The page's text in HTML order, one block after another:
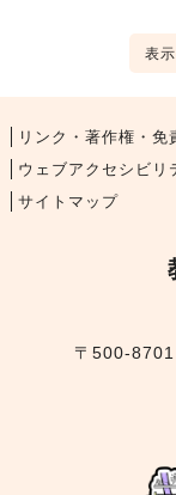
表示
リンク・著作権・免
ウェブアクセシビリ
サイトマップ
〒500-